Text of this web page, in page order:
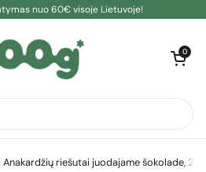
nuo 60€ visoje Lietuvoje!
Atidaryti
0
Anakardžių riešutai juodajame šokolade,